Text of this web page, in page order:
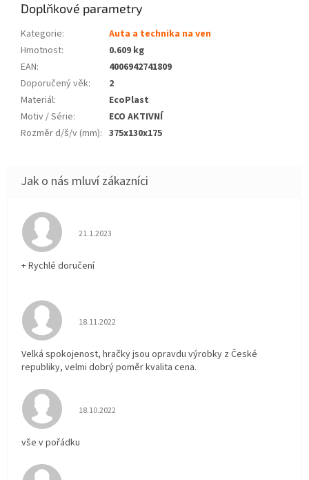
Doplňkové parametry
Kategorie:
Auta a technika na ven
Hmotnost:
0.609 kg
EAN:
4006942741809
Doporučený věk:
2
Materiál:
EcoPlast
Motiv / Série:
ECO AKTIVNÍ
Rozměr d/š/v (mm): 375x130x175
Hodnocení obchodu je 5 z 5 hvězdiček.
21.1.2023
+ Rychlé doručení
Hodnocení obchodu je 5 z 5 hvězdiček.
18.11.2022
Velká spokojenost, hračky jsou opravdu výrobky z České
republiky, velmi dobrý poměr kvalita cena.
Hodnocení obchodu je 5 z 5 hvězdiček.
18.10.2022
vše v pořádku